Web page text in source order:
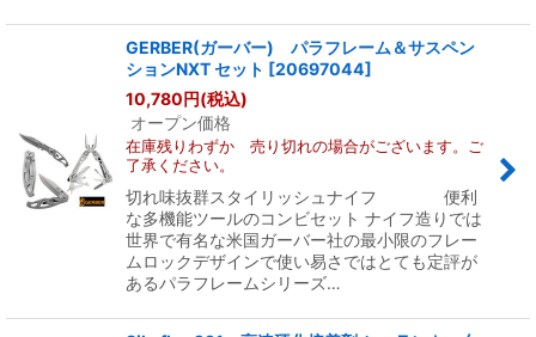
GERBER(ガーバー) パラフレーム＆サスペン
ションNXT セット [20697044]
10,780円(税込)
オープン価格
在庫残りわずか 売り切れの場合がございます。ご
了承ください。
切れ味抜群スタイリッシュナイフ 便利
な多機能ツールのコンビセット ナイフ造りでは
世界で有名な米国ガーバー社の最小限のフレー
ムロックデザインで使い易さではとても定評が
あるパラフレームシリーズ…